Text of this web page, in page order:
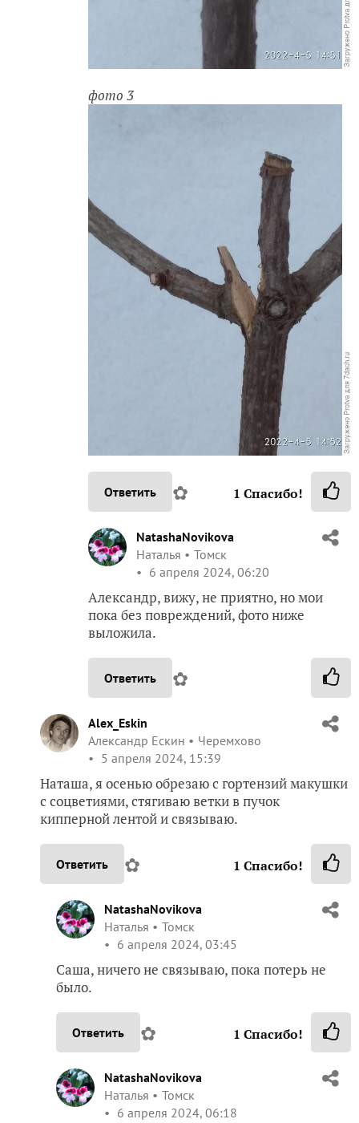
фото 3
Ответить ✿ 1 Спасибо!
NatashaNovikova
Наталья
Томск
6 апреля 2024, 06:20
Александр, вижу, не приятно, но мои
пока без повреждений, фото ниже
выложила.
Ответить ✿
Alex_Eskin
Александр Ескин
Черемхово
5 апреля 2024, 15:39
Наташа, я осенью обрезаю с гортензий макушки
с соцветиями, стягиваю ветки в пучок
кипперной лентой и связываю.
Ответить ✿ 1 Спасибо!
NatashaNovikova
Наталья
Томск
6 апреля 2024, 03:45
Саша, ничего не связываю, пока потерь не
было.
Ответить ✿ 1 Спасибо!
NatashaNovikova
Наталья
Томск
6 апреля 2024, 06:18